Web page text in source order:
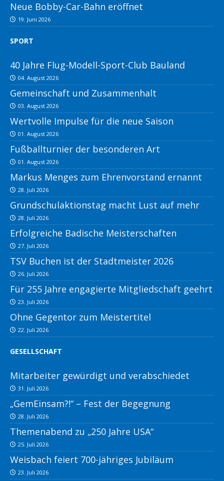
Neue Bobby-Car-Bahn eröffnet
19. Juni 2026
SPORT
40 Jahre Flug-Modell-Sport-Club Bauland
04. August 2026
Gemeinschaft und Zusammenhalt
03. August 2026
Wertvolle Impulse für die neue Saison
01. August 2026
Fußballturnier der besonderen Art
01. August 2026
Markus Menges zum Ehrenvorstand ernannt
28. Juli 2026
Grundschulaktionstag macht Lust auf mehr
28. Juli 2026
Erfolgreiche Badische Meisterschaften
27. Juli 2026
TSV Buchen ist der Stadtmeister 2026
26. Juli 2026
Für 255 Jahre engagierte Mitgliedschaft geehrt
23. Juli 2026
Ohne Gegentor zum Meistertitel
22. Juli 2026
GESELLSCHAFT
Mitarbeiter gewürdigt und verabschiedet
31. Juli 2026
„GemEinsam?!“ – Fest der Begegnung
28. Juli 2026
Themenabend zu „250 Jahre USA“
25. Juli 2026
Weisbach feiert 700-jähriges Jubiläum
23. Juli 2026